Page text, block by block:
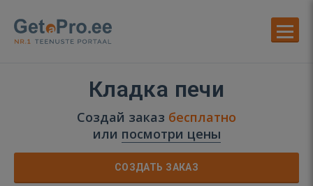
Кладка печи
Создай заказ бесплатно
или посмотри цены
СОЗДАТЬ ЗАКАЗ